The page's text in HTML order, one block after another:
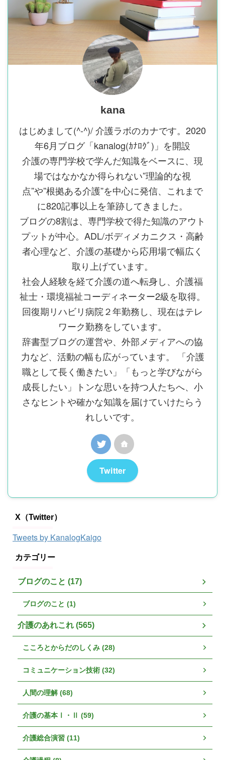
kana
はじめまして(^-^)/ 介護ラボのカナです。2020
年6月ブログ「kanalog(ｶﾅﾛｸﾞ)」を開設
介護の専門学校で学んだ知識をベースに、現
場ではなかなか得られない”理論的な視
点”や”根拠ある介護”を中心に発信、これまで
に820記事以上を筆跡してきました。
ブログの8割は、専門学校で得た知識のアウト
プットが中心。ADL/ボディメカニクス・高齢
者心理など、介護の基礎から応用場で幅広く
取り上げています。
社会人経験を経て介護の道へ転身し、介護福
祉士・環境福祉コーディネーター2級を取得。
回復期リハビリ病院２年勤務し、現在はテレ
ワーク勤務をしています。
辞書型ブログの運営や、外部メディアへの協
力など、活動の幅も広がっています。 「介護
職として長く働きたい」「もっと学びながら
成長したい」トンな思いを持つ人たちへ、小
さなヒントや確かな知識を届けていけたらう
れしいです。
Twitter
X（Twitter）
Tweets by KanalogKaigo
カテゴリー
ブログのこと (17)
ブログのこと (1)
介護のあれこれ (565)
こころとからだのしくみ (28)
コミュニケーション技術 (32)
人間の理解 (68)
介護の基本Ⅰ・Ⅱ (59)
介護総合演習 (11)